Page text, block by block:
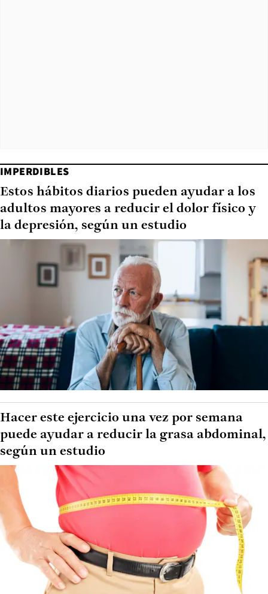
IMPERDIBLES
Estos hábitos diarios pueden ayudar a los
adultos mayores a reducir el dolor físico y
la depresión, según un estudio
Hacer este ejercicio una vez por semana
puede ayudar a reducir la grasa abdominal,
según un estudio